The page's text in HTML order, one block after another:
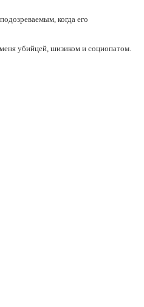
когда его
убийцей, шизиком и социопатом.